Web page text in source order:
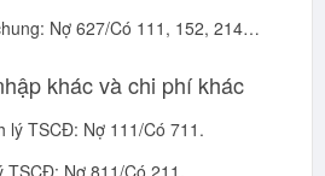
Nợ 627/Có 111, 152, 214…
khác và chi phí khác
lý TSCĐ: Nợ 111/Có 711.